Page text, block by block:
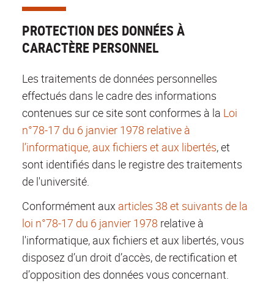
PROTECTION DES DONNÉES À
CARACTÈRE PERSONNEL
Les traitements de données personnelles
effectués dans le cadre des informations
contenues sur ce site sont conformes à la Loi
n°78-17 du 6 janvier 1978 relative à
l’informatique, aux fichiers et aux libertés, et
sont identifiés dans le registre des traitements
de l'université.
Conformément aux articles 38 et suivants de la
loi n°78-17 du 6 janvier 1978 relative à
l'informatique, aux fichiers et aux libertés, vous
disposez d’un droit d’accès, de rectification et
d’opposition des données vous concernant.